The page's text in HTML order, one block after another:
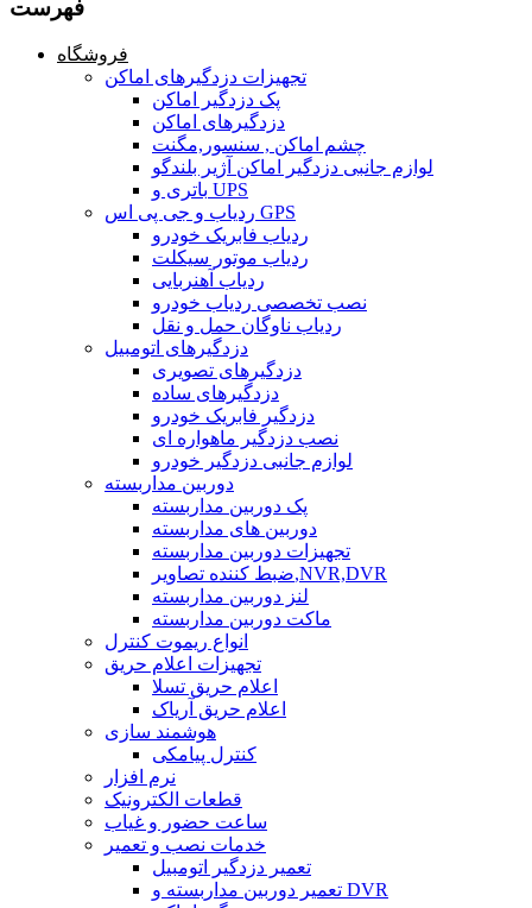
فهرست
فروشگاه
تجهیزات دزدگیرهای اماکن
پک دزدگیر اماکن
دزدگیرهای اماکن
چشم اماکن , سنسور,مگنت
لوازم جانبی دزدگیر اماکن آژیر بلندگو
باتری و UPS
ردیاب و جی پی اس GPS
ردیاب فابریک خودرو
ردیاب موتور سیکلت
ردیاب آهنربایی
نصب تخصصی ردیاب خودرو
ردیاب ناوگان حمل و نقل
دزدگیرهای اتومبیل
دزدگیرهای تصویری
دزدگیرهای ساده
دزدگیر فابریک خودرو
نصب دزدگیر ماهواره ای
لوازم جانبی دزدگیر خودرو
دوربین مداربسته
پک دوربین مداربسته
دوربین های مداربسته
تجهیزات دوربین مداربسته
ضبط کننده تصاویر,NVR,DVR
لنز دوربین مداربسته
ماکت دوربین مداربسته
انواع ریموت کنترل
تجهیزات اعلام حریق
اعلام حریق تسلا
اعلام حریق آریاک
هوشمند سازی
کنترل پیامکی
نرم افزار
قطعات الکترونیک
ساعت حضور و غیاب
خدمات نصب و تعمیر
تعمیر دزدگیر اتومبیل
تعمیر دوربین مداربسته و DVR